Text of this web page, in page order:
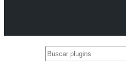
Buscar